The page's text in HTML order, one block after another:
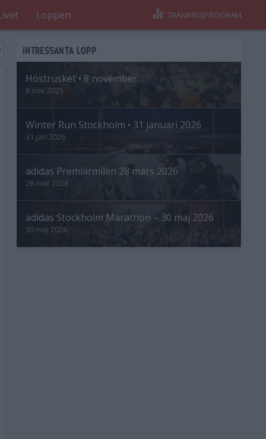
Loppen TRÄNINGSPROGRAM
INTRESSANTA LOPP
Höstrusket • 8 november
8 nov 2025
Winter Run Stockholm • 31 januari 2026
31 jan 2026
adidas Premiärmilen 28 mars 2026
28 mar 2026
adidas Stockholm Marathon – 30 maj 2026
30 maj 2026